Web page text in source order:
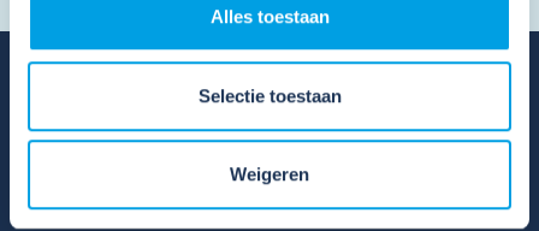
Alles toestaan
Selectie toestaan
Weigeren